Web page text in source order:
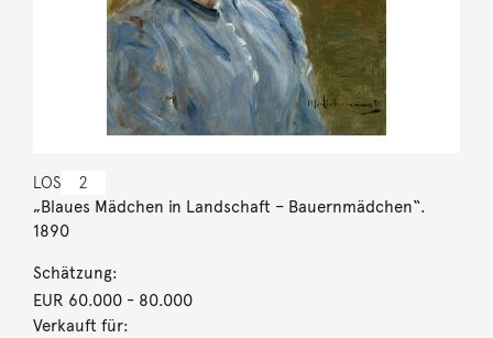
LOS 2
„Blaues Mädchen in Landschaft – Bauernmädchen“.
1890
Schätzung:
EUR 60.000- 80.000
Verkauft für: